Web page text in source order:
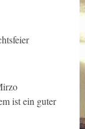
ist ein guter